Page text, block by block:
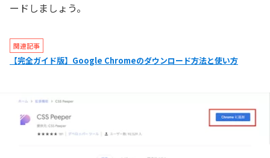
ードしましょう。
関連記事
【完全ガイド版】Google Chromeのダウンロード方法と使い方